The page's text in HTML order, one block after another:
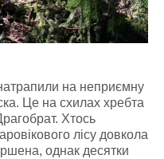
на неприємну
Це на схилах хребта
Хтось
лісу довкола
однак десятки